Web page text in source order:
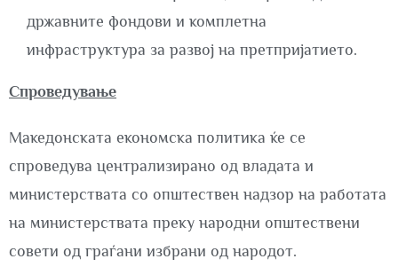
државните фондови и комплетна
инфраструктура за развој на претпријатието.
Спроведување
Македонската економска политика ќе се
спроведува централизирано од владата и
министерствата со општествен надзор на работата
на министерствата преку народни општествени
совети од граѓани избрани од народот.